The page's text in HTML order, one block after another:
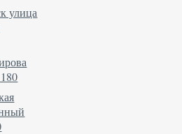
улица